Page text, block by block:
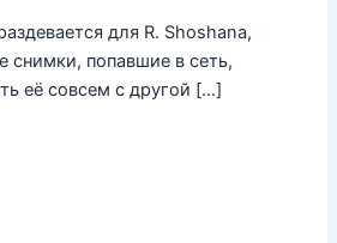
для R. Shoshana,
попавшие в сеть,
её совсем с другой […]